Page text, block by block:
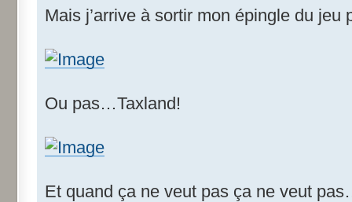
Mais j’arrive à sortir mon épingle du jeu
Ou pas…Taxland!
Et quand ça ne veut pas ça ne veut